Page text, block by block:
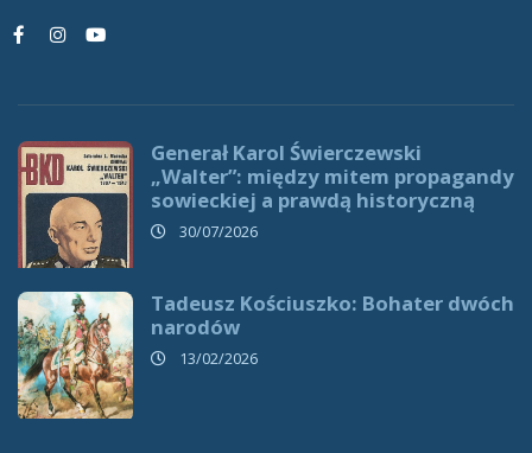
Generał Karol Świerczewski
„Walter”: między mitem propagandy
sowieckiej a prawdą historyczną
30/07/2026
Tadeusz Kościuszko: Bohater dwóch
narodów
13/02/2026